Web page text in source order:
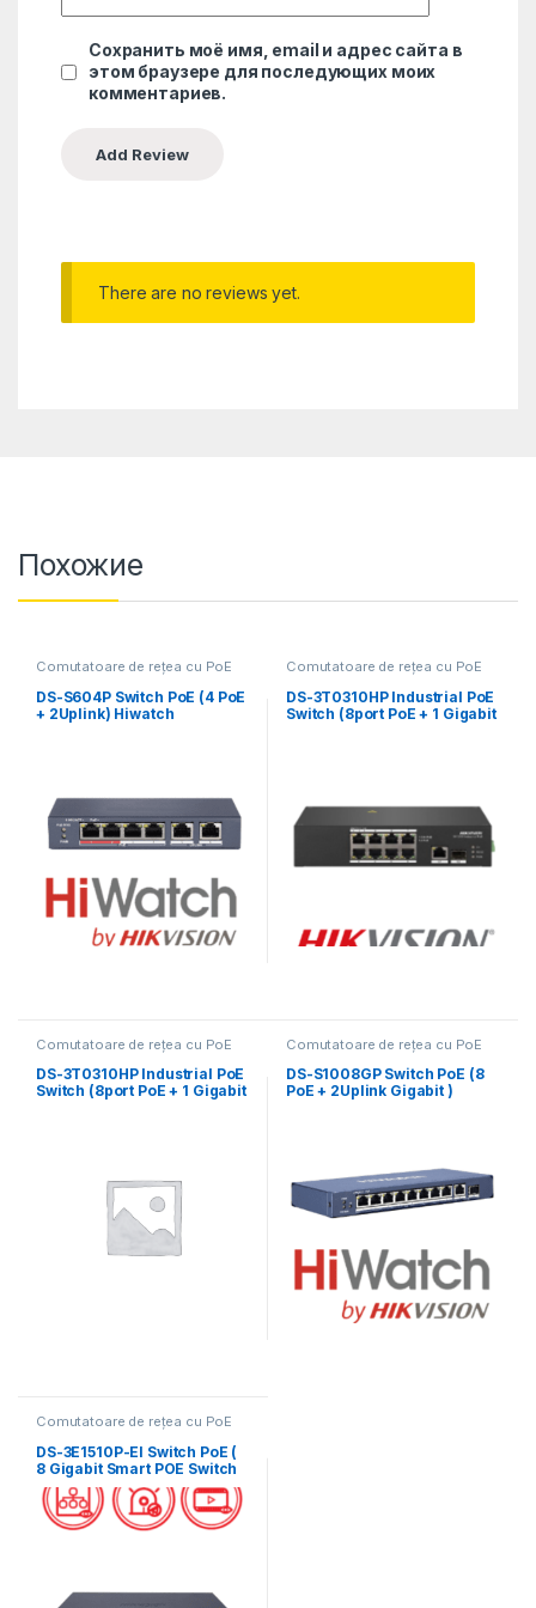
Сохранить моё имя, email и адрес сайта в
этом браузере для последующих моих
комментариев.
There are no reviews yet.
Похожие
Comutatoare de rețea cu PoE
DS-S604P Switch PoE (4 PoE
+ 2Uplink) Hiwatch
Comutatoare de rețea cu PoE
DS-3T0310HP Industrial PoE
Switch (8port PoE + 1 Gigabit
Comutatoare de rețea cu PoE
DS-3T0310HP Industrial PoE
Switch (8port PoE + 1 Gigabit
Comutatoare de rețea cu PoE
DS-S1008GP Switch PoE (8
PoE + 2Uplink Gigabit )
Comutatoare de rețea cu PoE
DS-3E1510P-EI Switch PoE (
8 Gigabit Smart POE Switch
+ 2 Gigabit RJ45 port)